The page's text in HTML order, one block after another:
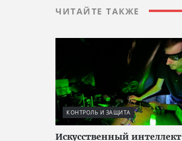
ЧИТАЙТЕ ТАКЖЕ
КОНТРОЛЬ И ЗАЩИТА
Искусственный интеллект